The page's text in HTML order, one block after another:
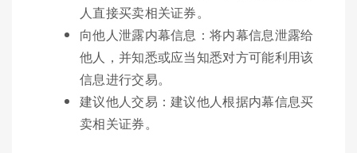
人直接买卖相关证券。
向他人泄露内幕信息：将内幕信息泄露给
他人，并知悉或应当知悉对方可能利用该
信息进行交易。
建议他人交易：建议他人根据内幕信息买
卖相关证券。